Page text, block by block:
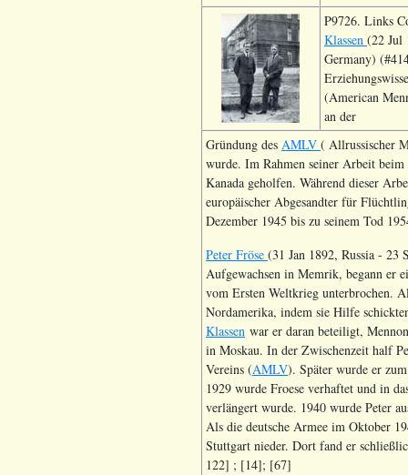
P9726. Links
Klassen (22 Jul
Germany)
(American
an der
Gründung des AMLV ( Allrussischer
wurde. Im Rahmen seiner Arbeit
Kanada geholfen. Während dieser
europäischer Abgesandter für
Dezember 1945 bis zu seinem Tod
Peter Fröse (31 Jan 1892, Russia - 23
Aufgewachsen in Memrik, begann er
vom Ersten Weltkrieg unterbrochen.
Nordamerika, indem sie Hilfe
Klassen war er daran beteiligt,
in Moskau. In der Zwischenzeit half
Vereins (AMLV). Später wurde er
1929 wurde Froese verhaftet und in
verlängert wurde. 1940 wurde Peter
Als die deutsche Armee im Oktober
Stuttgart nieder. Dort fand er
122] ; [14]; [67]